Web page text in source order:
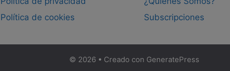
Política de cookies
Subscripciones
© 2026 • Creado con GeneratePress